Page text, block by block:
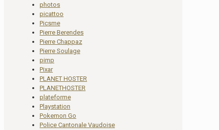
photos
picattoo
Picsme
Pierre Berendes
Pierre Chappaz
Pierre Soulage
pimp
Pixar
PLANET HOSTER
PLANETHOSTER
plateforme
Playstation
Pokemon Go
Police Cantonale Vaudoise